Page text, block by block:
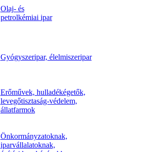
Olaj- és
petrolkémiai ipar
Gyógyszeripar, élelmiszeripar
Erőművek, hulladékégetők,
levegőtisztaság-védelem,
állatfarmok
Önkormányzatoknak,
iparvállalatoknak,